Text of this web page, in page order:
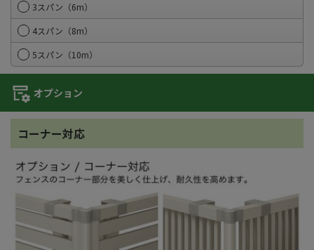
3スパン（6m）
4スパン（8m）
5スパン（10m）
オプション
コーナー対応